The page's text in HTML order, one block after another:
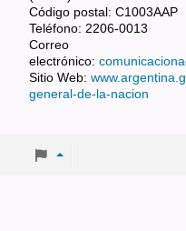
Código postal: C1003AAP
Teléfono: 2206-0013
Correo
electrónico:
Sitio Web:
general-de-la-nacion